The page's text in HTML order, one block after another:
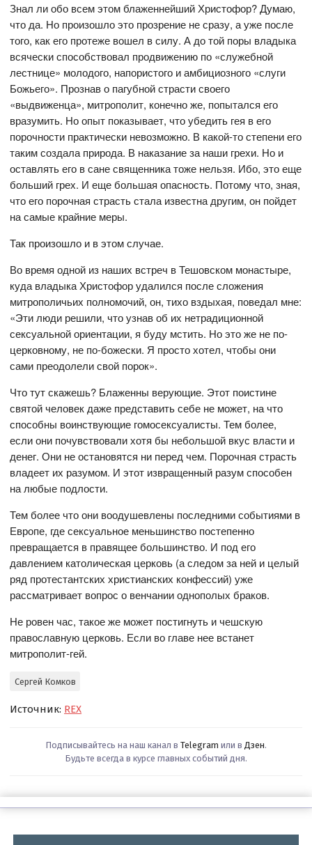
Знал ли обо всем этом блаженнейший Христофор? Думаю,
что да. Но произошло это прозрение не сразу, а уже после
того, как его протеже вошел в силу. А до той поры владыка
всячески способствовал продвижению по «служебной
лестнице» молодого, напористого и амбициозного «слуги
Божьего». Прознав о пагубной страсти своего
«выдвиженца», митрополит, конечно же, попытался его
вразумить. Но опыт показывает, что убедить гея в его
порочности практически невозможно. В какой-то степени его
таким создала природа. В наказание за наши грехи. Но и
оставлять его в сане священника тоже нельзя. Ибо, это еще
больший грех. И еще большая опасность. Потому что, зная,
что его порочная страсть стала известна другим, он пойдет
на самые крайние меры.
Так произошло и в этом случае.
Во время одной из наших встреч в Тешовском монастыре,
куда владыка Христофор удалился после сложения
митрополичьих полномочий, он, тихо вздыхая, поведал мне:
«Эти люди решили, что узнав об их нетрадиционной
сексуальной ориентации, я буду мстить. Но это же не по-
церковному, не по-божески. Я просто хотел, чтобы они
сами преодолели свой порок».
Что тут скажешь? Блаженны верующие. Этот поистине
святой человек даже представить себе не может, на что
способны воинствующие гомосексуалисты. Тем более,
если они почувствовали хотя бы небольшой вкус власти и
денег. Они не остановятся ни перед чем. Порочная страсть
владеет их разумом. И этот извращенный разум способен
на любые подлости.
Тем более что они воодушевлены последними событиями в
Европе, где сексуальное меньшинство постепенно
превращается в правящее большинство. И под его
давлением католическая церковь (а следом за ней и целый
ряд протестантских христианских конфессий) уже
рассматривает вопрос о венчании однополых браков.
Не ровен час, такое же может постигнуть и чешскую
православную церковь. Если во главе нее встанет
митрополит-гей.
Сергей Комков
Источник: REX
Подписывайтесь на наш канал в Telegram или в Дзен.
Будьте всегда в курсе главных событий дня.